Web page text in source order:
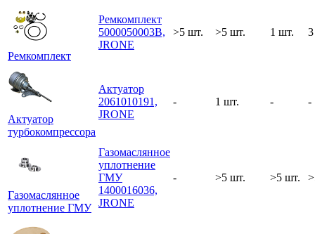
Ремкомплект
Ремкомплект
5000050003B,
JRONE
>5 шт. >5 шт. 1 шт.
Актуатор
турбокомпрессора
Актуатор
2061010191,
JRONE
- 1 шт. - -
Газомаслянное
уплотнение ГМУ
Газомаслянное
уплотнение
ГМУ
1400016036,
JRONE
- >5 шт. >5 шт.